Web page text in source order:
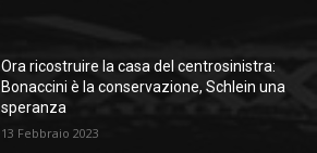
Ora ricostruire la casa del centrosinistra:
Bonaccini è la conservazione, Schlein una
speranza
13 Febbraio 2023